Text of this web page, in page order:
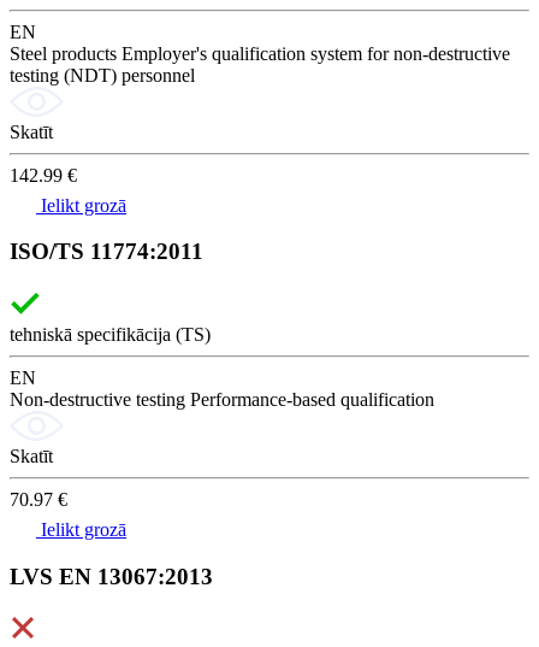
EN
Steel products Employer's qualification system for non-destructive
testing (NDT) personnel
Skatīt
142.99 €
Ielikt grozā
ISO/TS 11774:2011
tehniskā specifikācija (TS)
EN
Non-destructive testing Performance-based qualification
Skatīt
70.97 €
Ielikt grozā
LVS EN 13067:2013